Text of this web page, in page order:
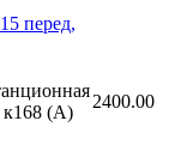
перед,
к168 (A)
2400.00